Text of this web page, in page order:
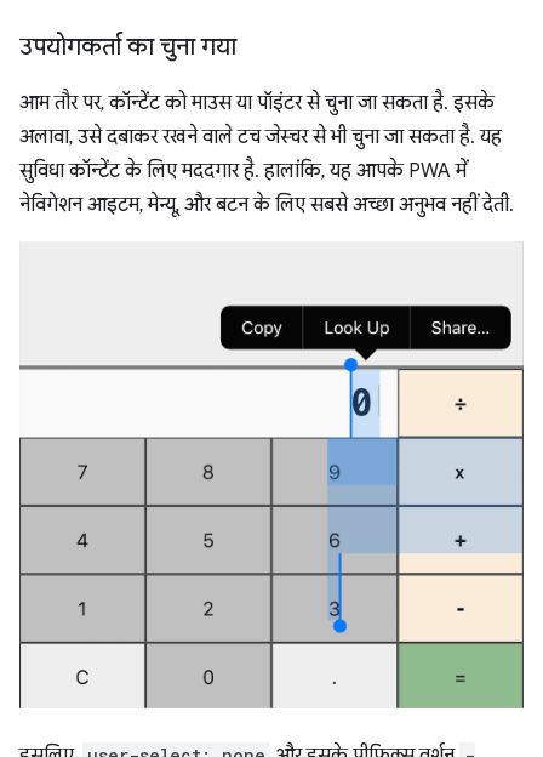
उपयोगकर्ता का चुना गया
आम तौर पर, कॉन्टेंट को माउस या पॉइंटर से चुना जा सकता है. इसके
अलावा, उसे दबाकर रखने वाले टच जेस्चर से भी चुना जा सकता है. यह
सुविधा कॉन्टेंट के लिए मददगार है. हालांकि, यह आपके PWA में
नेविगेशन आइटम, मेन्यू, और बटन के लिए सबसे अच्छा अनुभव नहीं देती.